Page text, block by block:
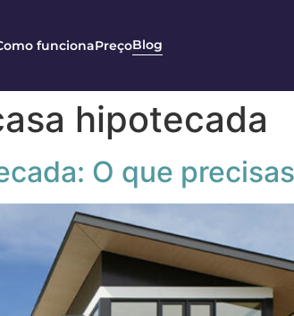
funcionaPreçoBlog
hipotecada
O que